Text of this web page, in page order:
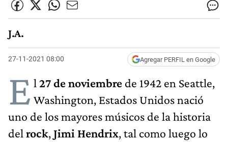
J.A.
27-11-2021 08:00 Agregar PERFIL en Google
E l 27 de noviembre de 1942 en Seattle,
Washington, Estados Unidos nació
uno de los mayores músicos de la historia
del rock,Jimi Hendrix, tal como luego lo